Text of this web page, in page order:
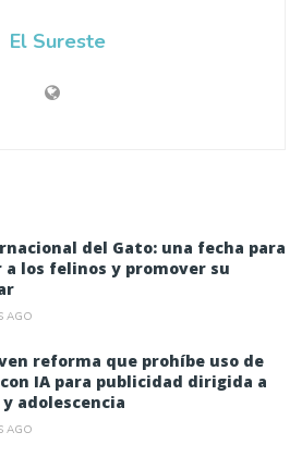
El Sureste
del Gato: una fecha para
a los felinos y promover su
AGO
reforma que prohíbe uso de
IA para publicidad dirigida a
adolescencia
AGO